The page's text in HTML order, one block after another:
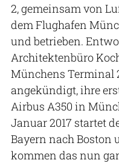
2, gemeinsam von
dem Flughafen
und betrieben.
Architektenbüro
Münchens Terminal
angekündigt, ihre
Airbus A350 in
Januar 2017 startet
Bayern nach Boston
kommen das nun